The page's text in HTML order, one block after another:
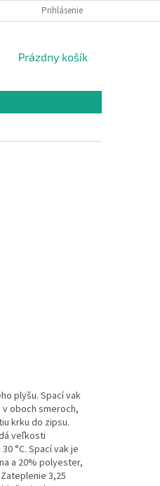
AKO NAKUPOVAŤ
Prihlásenie
NÁKUPNÝ
Prázdny košík
plyšu. Spací vak
oboch smeroch,
krku do zipsu.
veľkosti
°C. Spací vak je
a 20% polyester,
3,25